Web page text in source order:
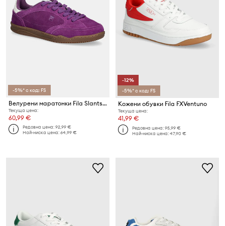
-5%* с код: FS
Велурени маратонки Fila Slantshot
Текуща цена:
60,99 €
Редовна цена:92,99 €
Най-ниска цена:64,99 €
-12%
-5%* с код: FS
Кожени обувки Fila FXVentuno
Текуща цена:
41,99 €
Редовна цена:95,99 €
Най-ниска цена:47,90 €